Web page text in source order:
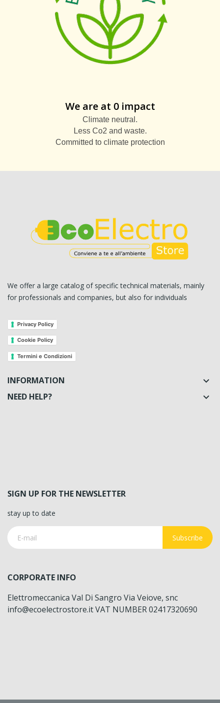
We are at 0 impact
Climate neutral.
Less Co2 and waste.
Committed to climate protection
We offer a large catalog of specific technical materials, mainly
for professionals and companies, but also for individuals
Privacy Policy
Cookie Policy
Termini e Condizioni
INFORMATION 
NEED HELP? 
SIGN UP FOR THE NEWSLETTER
stay up to date
Subscribe
CORPORATE INFO
Elettromeccanica Val Di Sangro Via Veiove, snc
info@ecoelectrostore.it VAT NUMBER 02417320690